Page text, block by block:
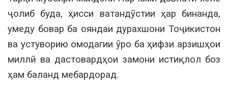
ҷолиб буда, ҳисси ватандӯстии ҳар бинанда,
умеду бовар ба ояндаи дурахшони Тоҷикистон
ва устуворию омодагии ӯро ба ҳифзи арзишҳои
миллӣ ва дастовардҳои замони истиқлол боз
ҳам баланд мебардорад.